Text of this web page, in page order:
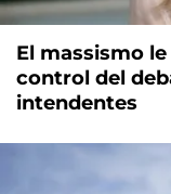
El massismo
control del
intendentes